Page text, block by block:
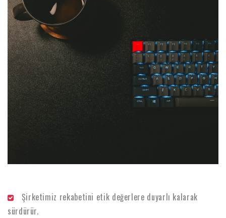
Şirketimiz rekabetini etik değerlere duyarlı kalarak
sürdürür.